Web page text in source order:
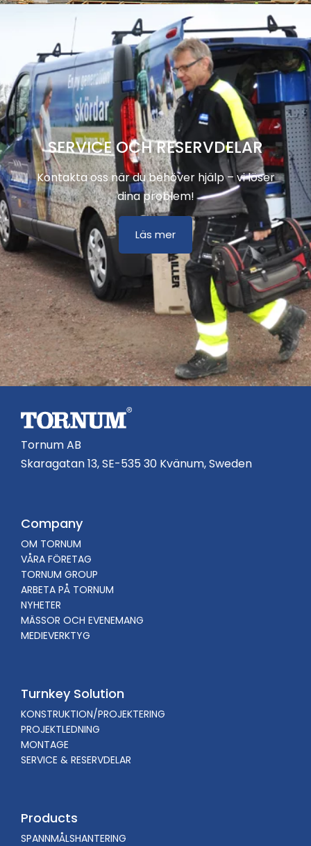
SERVICE OCH RESERVDELAR
Kontakta oss när du behöver hjälp – vi löser
dina problem!
Läs mer
Tornum AB
Skaragatan 13, SE-535 30 Kvänum, Sweden
Company
OM TORNUM
VÅRA FÖRETAG
TORNUM GROUP
ARBETA PÅ TORNUM
NYHETER
MÄSSOR OCH EVENEMANG
MEDIEVERKTYG
Turnkey Solution
KONSTRUKTION/PROJEKTERING
PROJEKTLEDNING
MONTAGE
SERVICE & RESERVDELAR
Products
SPANNMÅLSHANTERING